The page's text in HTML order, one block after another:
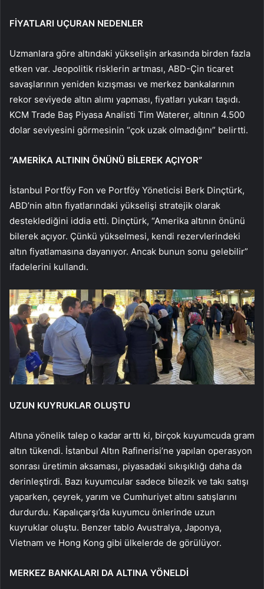
FİYATLARI UÇURAN NEDENLER
Uzmanlara göre altındaki yükselişin arkasında birden fazla
etken var. Jeopolitik risklerin artması, ABD-Çin ticaret
savaşlarının yeniden kızışması ve merkez bankalarının
rekor seviyede altın alımı yapması, fiyatları yukarı taşıdı.
KCM Trade Baş Piyasa Analisti Tim Waterer, altının 4.500
dolar seviyesini görmesinin “çok uzak olmadığını” belirtti.
“AMERİKA ALTININ ÖNÜNÜ BİLEREK AÇIYOR”
İstanbul Portföy Fon ve Portföy Yöneticisi Berk Dinçtürk,
ABD’nin altın fiyatlarındaki yükselişi stratejik olarak
desteklediğini iddia etti. Dinçtürk, “Amerika altının önünü
bilerek açıyor. Çünkü yükselmesi, kendi rezervlerindeki
altın fiyatlamasına dayanıyor. Ancak bunun sonu gelebilir”
ifadelerini kullandı.
UZUN KUYRUKLAR OLUŞTU
Altına yönelik talep o kadar arttı ki, birçok kuyumcuda gram
altın tükendi. İstanbul Altın Rafinerisi’ne yapılan operasyon
sonrası üretimin aksaması, piyasadaki sıkışıklığı daha da
derinleştirdi. Bazı kuyumcular sadece bilezik ve takı satışı
yaparken, çeyrek, yarım ve Cumhuriyet altını satışlarını
durdurdu. Kapalıçarşı’da kuyumcu önlerinde uzun
kuyruklar oluştu. Benzer tablo Avustralya, Japonya,
Vietnam ve Hong Kong gibi ülkelerde de görülüyor.
MERKEZ BANKALARI DA ALTINA YÖNELDİ